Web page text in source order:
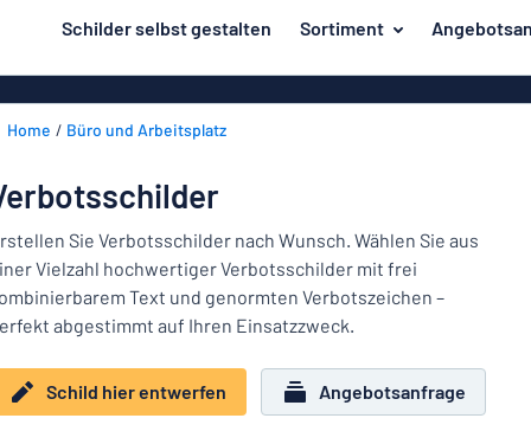
springen
Schilder selbst gestalten Sortiment
Material
Branche
Haus und Heim
Büro und Arbeitsplatz
Verkehr und Fahrzeuge
Aufkleber
Namensschilder
Unsere
Bestseller
Herstellung
Material
Branche
Haus
zum
entwerfen
Home Büro und Arbeitsplatz
Sie Verbotsschilder nach Wunsch. Wählen Sie aus
Vielzahl hochwertiger Verbotsschilder mit frei
Text und genormten Verbotszeichen –
abgestimmt auf Ihren Einsatzzweck.
Schild hier entwerfen Angebotsanfrage